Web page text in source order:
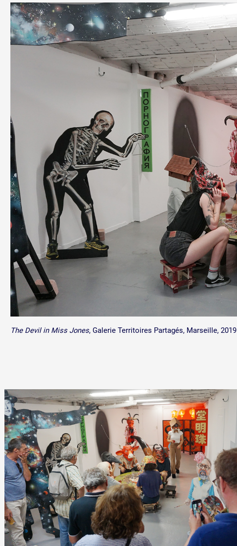
The Devil in Miss Jones, Galerie Territoires Partagés, Marseille, 2019